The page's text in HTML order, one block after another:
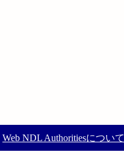
Web NDL Authoritiesについて